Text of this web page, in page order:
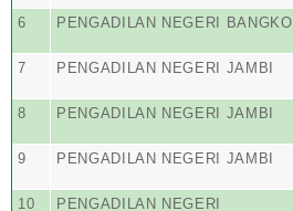
6 PENGADILAN NEGERI BANGKO
7 PENGADILAN NEGERI JAMBI
8 PENGADILAN NEGERI JAMBI
9 PENGADILAN NEGERI JAMBI
10
PENGADILAN NEGERI